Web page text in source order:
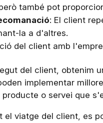
també pot
: El client
la a d'altres.
del client amb
del client, obtenim
implementar
producte o servei que
el viatge del client, es